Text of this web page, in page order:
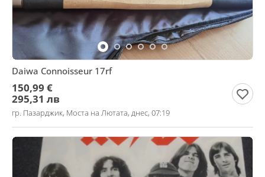
Daiwa Connoisseur 17rf
150,99 €
295,31 лв
гр. Пазарджик, Моста на Лютата, днес, 07:19